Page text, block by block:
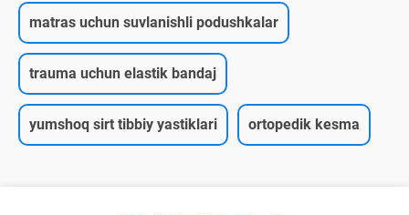
matras uchun suvlanishli podushkalar
trauma uchun elastik bandaj
yumshoq sirt tibbiy yastiklari ortopedik kesma